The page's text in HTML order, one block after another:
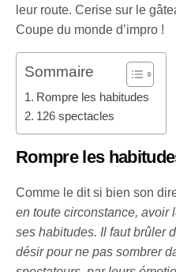
leur route. Cerise sur le
Coupe du monde d’impro !
Sommaire
Rompre les habitudes
126 spectacles
Rompre les
Comme le dit si bien son
en toute circonstance, avoir
ses habitudes. Il faut brûler
désir pour ne pas sombrer